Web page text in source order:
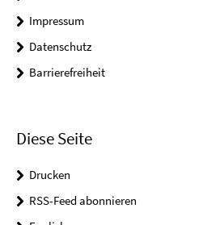
Impressum
Datenschutz
Barrierefreiheit
Diese Seite
Drucken
RSS-Feed abonnieren